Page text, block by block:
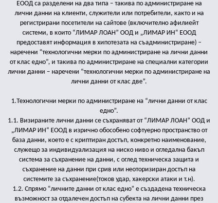
ЕООД са разделени на два типа – такива по администриране на
лични данни на клиенти, служители или потребители, както и на
регистрирани посетители на сайтове (включително афилиейт
системи, в които “ЛИМАР ЛОАН” ООД и „ЛИМАР ИН“ ЕООД
предоставят информация в хипотезата на съадминистриране) –
наречени “технологични мерки по администриране на лични данни
от клас едно”, и такива по администриране на специални категории
лични данни – наречени “технологични мерки по администриране на
лични данни от клас две”.
1.Технологични мерки по администриране на “лични данни от клас
едно”.
1.1. Визираните лични данни се съхраняват от “ЛИМАР ЛОАН” ООД и
„ЛИМАР ИН“ ЕООД в изрично обособено софтуерно пространство от
база данни, което е с криптиран достъп, конкретно наименование,
служещо за индивидуализация на ниско ниво и огледална бакъп
система за съхранение на данни, с оглед техническа защита и
съхранение на данни при срив или неоторизиран достъп на
системите за съхранение(токов удар, хакерски атаки и т.н).
1.2. Спрямо “личните данни от клас едно” е създадена техническа
възможност за отдалечен достъп на субекта на лични данни през